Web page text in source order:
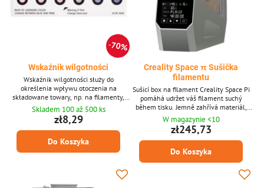
70%
Wskaźnik wilgotności
Wskaźnik wilgotności służy do
określenia wpływu otoczenia na
składowane towary, np. na filamenty,
wykonany jest ze specjalnego papieru
chłonnego z impregnacją.
Skladem 100 až 500 ks
zł8,29
Do Koszyka
Creality Space π Sušička
filamentu
Sušicí box na filament Creality Space Pi
pomáhá udržet váš filament suchý
během tisku. Jemně zahřívá materiál,
aby se předešlo problémům, jako je
nitkování, ucpávání trysek nebo špatná
přilnavost vrstev. Díky snadno
použitelnému dotykovému displeji a
podpoře široké škály filamentů je
nastavení 3D tisku.Hlavní vlastnosti*
Suší filament během procesu tisku*...
W magazynie <10
zł245,73
Do Koszyka